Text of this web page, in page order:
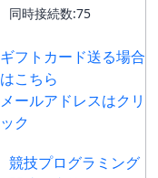
同時接続数:75
ギフトカード送る場合
はこちら
メールアドレスはクリ
ック
競技プログラミング